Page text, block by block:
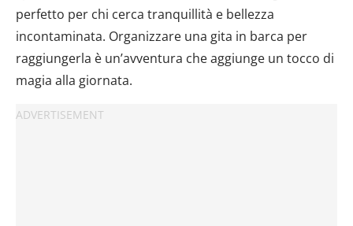
perfetto per chi cerca tranquillità e bellezza
incontaminata. Organizzare una gita in barca per
raggiungerla è un’avventura che aggiunge un tocco di
magia alla giornata.